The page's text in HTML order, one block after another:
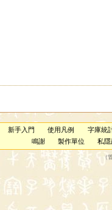
新手入門 使用凡例 字庫統
鳴謝
製作單位 私隱
（